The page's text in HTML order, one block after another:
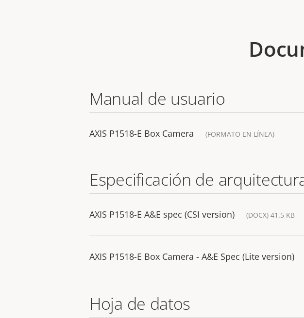
Manual de usuario
AXIS P1518-E Box Camera (FORMATO EN LÍNEA)
Especificación de
AXIS P1518-E A&E spec (CSI version) (DOCX) 41.5 KB
AXIS P1518-E Box Camera - A&E Spec (Lite version)
Hoja de datos